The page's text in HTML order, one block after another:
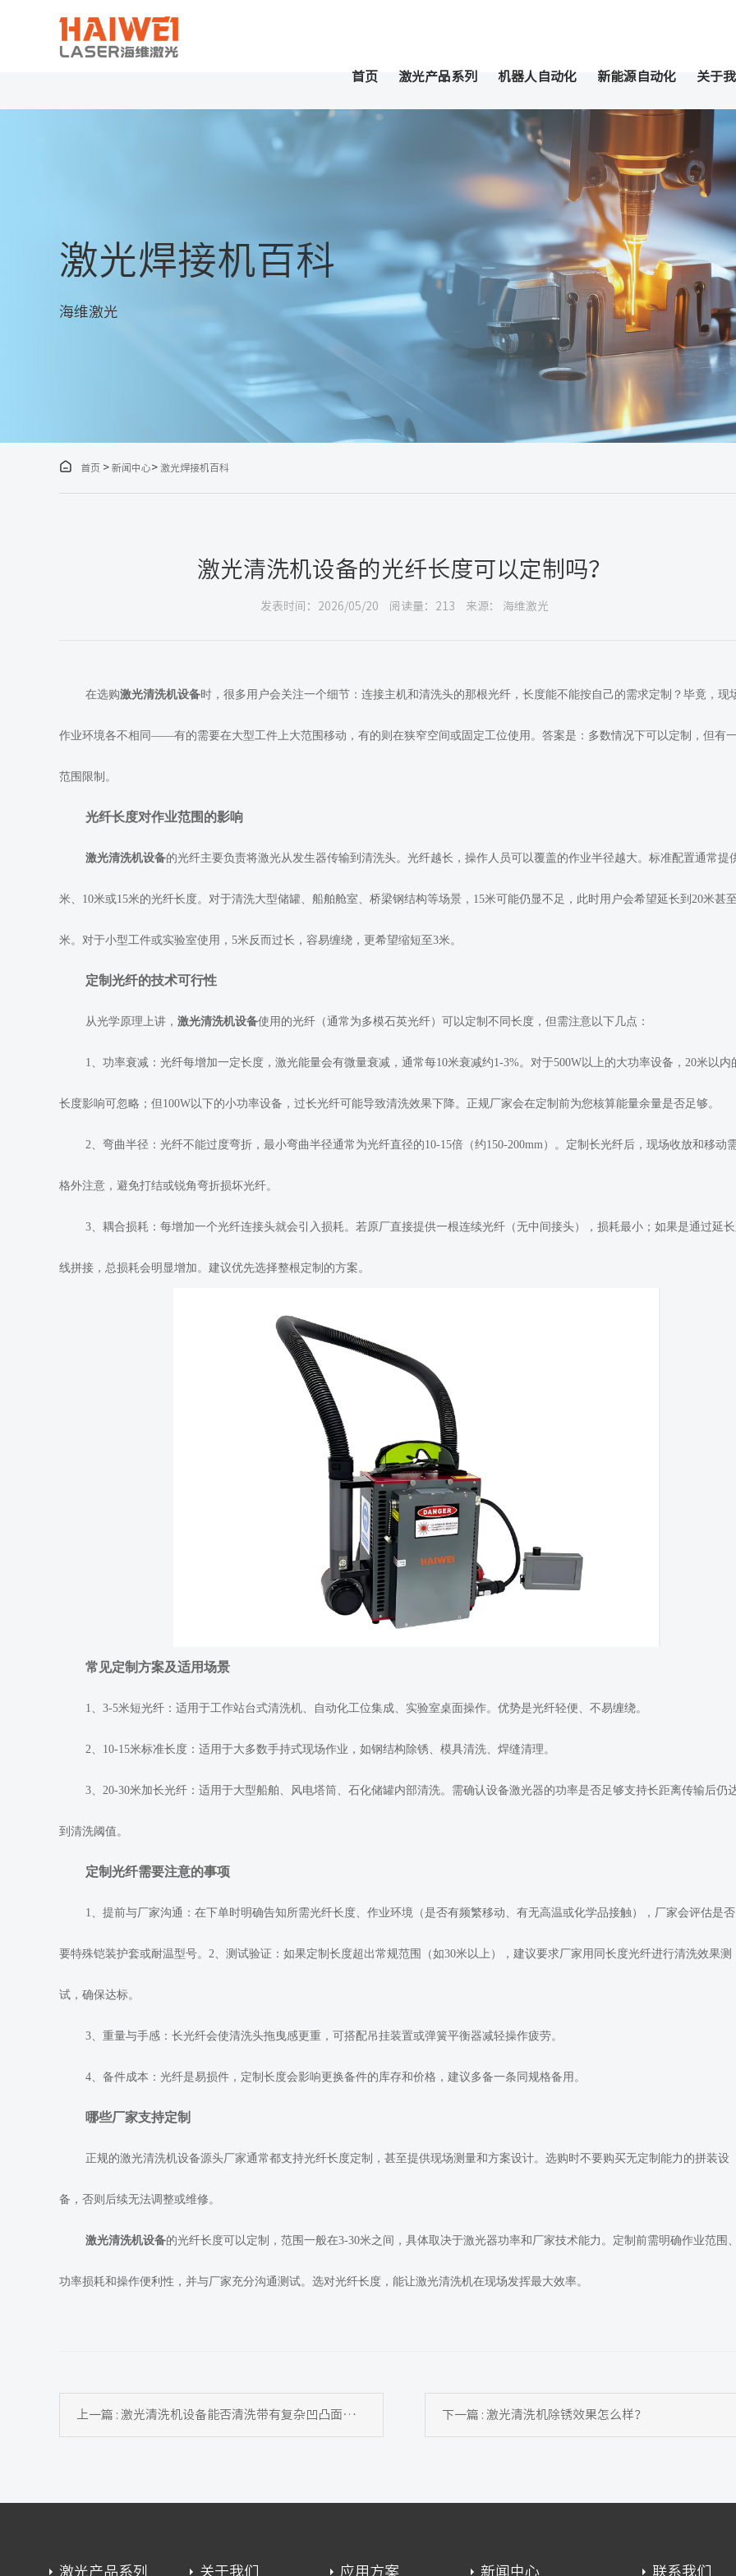
首页 激光产品系列 机器人自动化 新能源自动化 关于
激光焊接机百科
海维激光
 首页 > 新闻中心> 激光焊接机百科
激光清洗机设备的光纤长度可以定制吗？
发表时间：2026/05/20 阅读量：213 来源： 海维激光
在选购激光清洗机设备时，很多用户会关注一个细节：连接主机和清洗头的那根光纤，长度能不能按自己的需求定制？毕竟，现
作业环境各不相同——有的需要在大型工件上大范围移动，有的则在狭窄空间或固定工位使用。答案是：多数情况下可以定制，但有
范围限制。
光纤长度对作业范围的影响
激光清洗机设备的光纤主要负责将激光从发生器传输到清洗头。光纤越长，操作人员可以覆盖的作业半径越大。标准配置通常提
米、10米或15米的光纤长度。对于清洗大型储罐、船舶舱室、桥梁钢结构等场景，15米可能仍显不足，此时用户会希望延长到20米甚
米。对于小型工件或实验室使用，5米反而过长，容易缠绕，更希望缩短至3米。
定制光纤的技术可行性
从光学原理上讲， 激光清洗机设备使用的光纤（通常为多模石英光纤）可以定制不同长度，但需注意以下几点：
1、功率衰减：光纤每增加一定长度，激光能量会有微量衰减，通常每10米衰减约1-3%。对于500W以上的大功率设备，20米以内
长度影响可忽略；但100W以下的小功率设备，过长光纤可能导致清洗效果下降。正规厂家会在定制前为您核算能量余量是否足够。
2、弯曲半径：光纤不能过度弯折，最小弯曲半径通常为光纤直径的10-15倍（约150-200mm）。定制长光纤后，现场收放和移动
格外注意，避免打结或锐角弯折损坏光纤。
3、耦合损耗：每增加一个光纤连接头就会引入损耗。若原厂直接提供一根连续光纤（无中间接头），损耗最小；如果是通过延
线拼接，总损耗会明显增加。建议优先选择整根定制的方案。
常见定制方案及适用场景
1、3-5米短光纤：适用于工作站台式清洗机、自动化工位集成、实验室桌面操作。优势是光纤轻便、不易缠绕。
2、10-15米标准长度：适用于大多数手持式现场作业，如钢结构除锈、模具清洗、焊缝清理。
3、20-30米加长光纤：适用于大型船舶、风电塔筒、石化储罐内部清洗。需确认设备激光器的功率是否足够支持长距离传输后仍
到清洗阈值。
定制光纤需要注意的事项
1、提前与厂家沟通：在下单时明确告知所需光纤长度、作业环境（是否有频繁移动、有无高温或化学品接触），厂家会评估是
要特殊铠装护套或耐温型号。2、测试验证：如果定制长度超出常规范围（如30米以上），建议要求厂家用同长度光纤进行清洗效果测
试，确保达标。
3、重量与手感：长光纤会使清洗头拖曳感更重，可搭配吊挂装置或弹簧平衡器减轻操作疲劳。
4、备件成本：光纤是易损件，定制长度会影响更换备件的库存和价格，建议多备一条同规格备用。
哪些厂家支持定制
正规的激光清洗机设备源头厂家通常都支持光纤长度定制，甚至提供现场测量和方案设计。选购时不要购买无定制能力的拼装设
备，否则后续无法调整或维修。
激光清洗机设备的光纤长度可以定制，范围一般在3-30米之间，具体取决于激光器功率和厂家技术能力。定制前需明确作业范围
功率损耗和操作便利性，并与厂家充分沟通测试。选对光纤长度，能让激光清洗机在现场发挥最大效率。
上一篇 : 激光清洗机设备能否清洗带有复杂凹凸面的工件 下一篇 : 激光清洗机除锈效果怎么样？
激光产品系列 关于我们 应用方案 新闻中心 联系我们